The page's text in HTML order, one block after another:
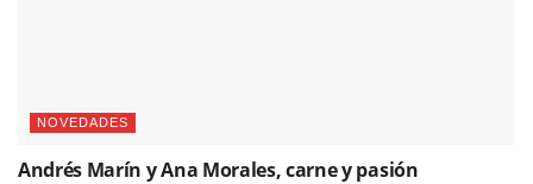
NOVEDADES
Andrés Marín y Ana Morales, carne y pasión